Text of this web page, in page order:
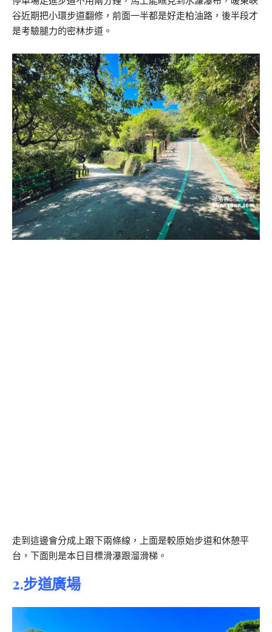
谷近期把小環步道翻修，前面一半都是好走柏油路，後半段才
是考驗腿力的密林步道。
走到這邊會分成上跟下兩條線，上面是較原始步道和休憩平
台，下面則是本日目標滑瀑跟溜滑梯。
2.步道廣場